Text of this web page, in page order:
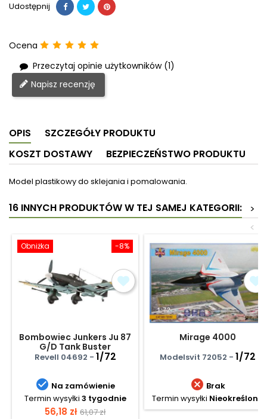
Udostępnij
Ocena
Przeczytaj opinie użytkowników (1)
Napisz recenzję
OPIS
SZCZEGÓŁY PRODUKTU
KOSZT DOSTAWY
BEZPIECZEŃSTWO PRODUKTU
Model plastikowy do sklejania i pomalowania.
16 INNYCH PRODUKTÓW W TEJ SAMEJ KATEGORII:
>
<
-8%
Obniżka
Bombowiec Junkers Ju 87
G/D Tank Buster
Revell 04692 - 1/72
 Na zamówienie
Termin wysyłki 3 tygodnie
Cena
56,18 zł Cena
61,07 zł
Mirage 4000
Modelsvit 72052 - 1/72
 Brak
Termin wysyłki Nieokreślony